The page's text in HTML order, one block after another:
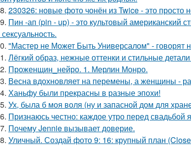
230326: новые фото чонён из Twice - это просто
Пин -ап (pin - up) - это культовый американский
сексуальность.
"Мастер не Может Быть Универсалом" - говорят
Лёгкий образ, нежные оттенки и стильные
Проженщин_нейро. 1. Мерлин Монро.
Весна вдохновляет на перемены, а женщины -
Ханьфу были прекрасны в разные эпохи!
Ух, была б моя воля (ну и запасной дом для
Признаюсь честно: каждое утро перед
Почему Jennie вызывает доверие.
Уличный. Создай фото 9: 16: крупный план